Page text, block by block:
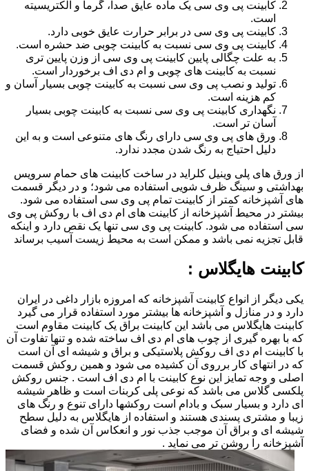
کابینت پی وی سی یک ماده عایق صدا، گرما و الکتریسیته
است.
کابینت پی وی سی در برابر حرارت عایق خوبی دارد.
کابینت پی وی سی نسبت به کابینت چوبی ضد حشره است.
به علت چگالی پایین کابینت پی وی سی از وزن پایین تری
نسبت به کابینت های چوبی و ام دی اف برخوردار است.
تولید و نصب پی وی سی نسبت به کابینت چوبی بسیار آسان و
کم هزینه است.
نگهداری کابینت پی وی سی نسبت به کابینت چوبی بسیار
آسان تر است.
ورق های پی وی سی دارای رنگ های متنوعی است و به این
دلیل احتیاج به رنگ شدن مجدد ندارد.
از ورق های پلی وینیل کلراید در ساخت کابینت های حمام سرویس
بهداشتی و سینگ ظرف شویی استفاده می شود؛ و در دیگر قسمت
های آشپزخانه کمتر از کابینت تمام پی وی سی استفاده می شود.
بیشتر در محیط آشپزخانه از کابینت های ام دی اف با روکش پی وی
سی استفاده می شود. کابینت پی وی سی تنها یک نقص دارد و اینکه
قابل تجزیه نمی باشد و ممکن است به محیط زیست آسیب برساند
کابینت هایگلاس :
یکی دیگر از انواع کابینت آشپزخانه که امروزه بازار داغی در ایران
دارد و در منازل و آشپزخانه ها بیشتر مورد استفاده قرار می گیرد
کابینت هایگلاس می باشد این کابینت براق یک کابینت مقاوم است
که با بهره گیری از چوب های ام دی اف ساخته شده و تنها تفاوت آن
با کابینت ام دی اف روکش پلاستیکی و براق و شیشه ای آن است
که در انتهای کار برروی آن کشیده می شود و همین روکش قسمت
اصلی و وجه تمایز این نوع کابینت با ام دی اف است . جنس روکش
پلکسی گلاس می باشد که نوعی پلی کربنات است و ظاهر شیشه
ای دارد و بسیار سبک و بادام است روکشها دارای تنوع و رنگ های
زیبا و مشتری پسندی هستند و استفاده از هایگلاس به دلیل سطح
شیشه ای و براق آن موجب جذب نور و انعکاس آن شده و فضای
آشپزخانه را روشن تر می نماید .